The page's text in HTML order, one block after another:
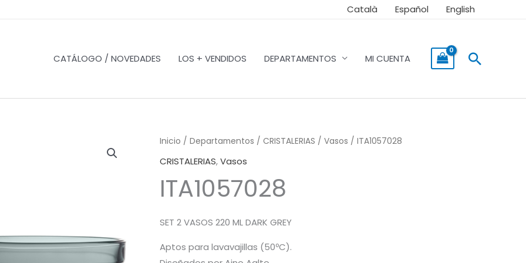
Català Español English
CATÁLOGO / NOVEDADES LOS + VENDIDOS DEPARTAMENTOS MI CUENTA Buscar
Inicio / Departamentos / CRISTALERIAS / Vasos / ITA1057028
CRISTALERIAS,Vasos
ITA1057028
SET 2 VASOS 220 ML DARK GREY
Aptos para lavavajillas (50ºC).